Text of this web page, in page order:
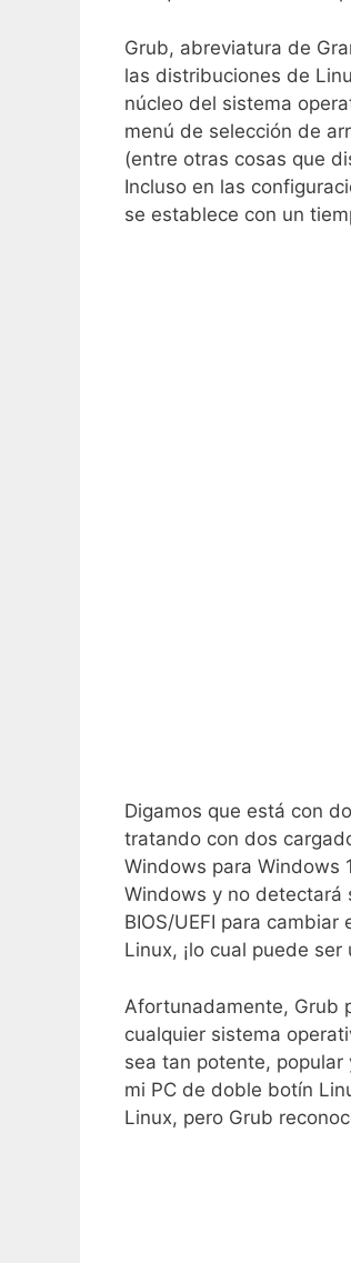
Grub, abreviatura de
las distribuciones de
núcleo del sistema
menú de selección de
(entre otras cosas que
Incluso en las
se establece con un
Digamos que está con
tratando con dos
Windows para Windows
Windows y no detectará
BIOS/UEFI para
Linux, ¡lo cual puede
Afortunadamente, Grub
cualquier sistema
sea tan potente,
mi PC de doble botín
Linux, pero Grub